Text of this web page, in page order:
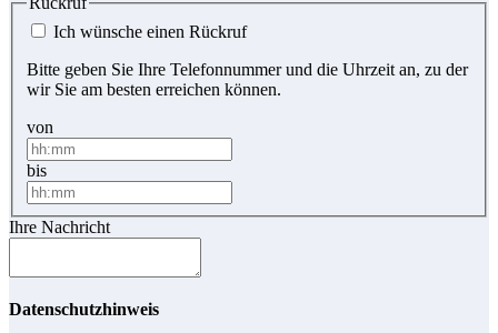
Ich wünsche einen Rückruf
Bitte geben Sie Ihre Telefonnummer und die Uhrzeit an, zu der
wir Sie am besten erreichen können.
von
bis
Ihre Nachricht
Datenschutzhinweis